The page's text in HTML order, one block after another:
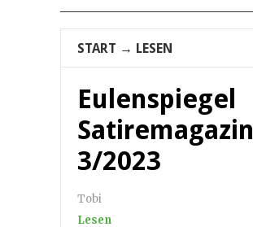
START → LESEN
Eulenspiegel
Satiremagazin
3/2023
Tobi
Lesen